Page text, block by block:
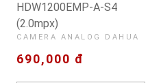
HDW1200EMP-A-S4
(2.0mpx)
CAMERA ANALOG DAHUA
690,000 đ